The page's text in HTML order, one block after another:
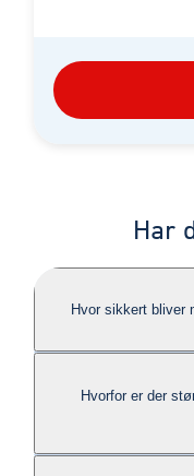
Har
Hvor sikkert bliver
Hvorfor er der